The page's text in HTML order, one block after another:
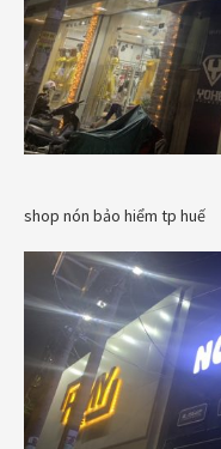
shop nón bảo hiểm tp huế